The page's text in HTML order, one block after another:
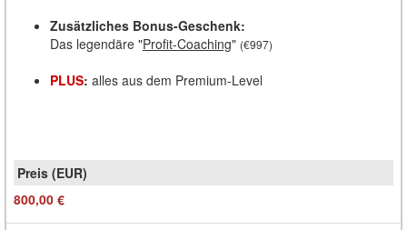
Zusätzliches Bonus-Geschenk:
Das legendäre "Profit-Coaching" (€997)
PLUS: alles aus dem Premium-Level
800,00 €